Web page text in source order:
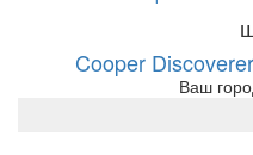
Cooper
Ваш